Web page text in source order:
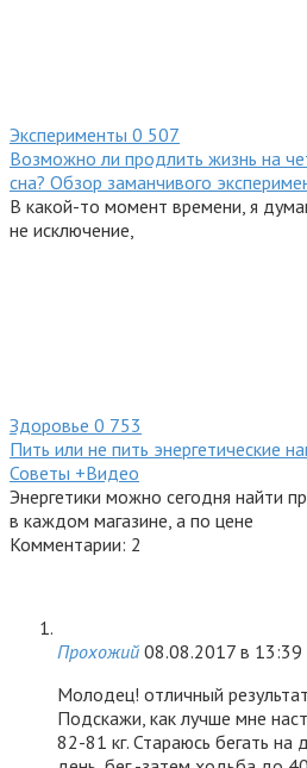
Эксперименты 0 507
Возможно ли продлить жизнь на
сна? Обзор заманчивого
В какой-то момент времени, я
не исключение,
Здоровье 0 753
Пить или не пить энергетические
Советы +Видео
Энергетики можно сегодня найти
в каждом магазине, а по цене
Комментарии: 2
Прохожий 08.08.2017 в 13:39
Молодец! отличный
Подскажи, как лучше мне
82-81 кг. Стараюсь бегать